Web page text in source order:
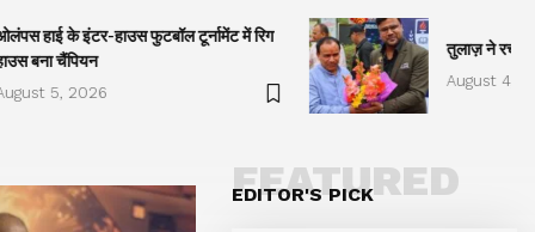
हाई के इंटर-हाउस फुटबॉल टूर्नामेंट में रिग
बना चैंपियन
5, 2026
तुलाज़ ने रचा
August 4,
EDITOR'S PICK
FEATURED